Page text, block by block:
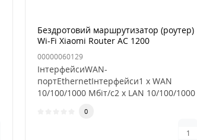
Бездротовий маршрутизатор (роутер)
Wi-Fi Xiaomi Router AC 1200
00000060129
ІнтерфейсиWAN-
портEthernetІнтерфейси1 x WAN
10/100/1000 Мбіт/с2 x LAN 10/100/1000
0